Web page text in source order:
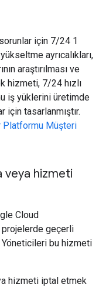
için 7/24 1
ayrıcalıkları,
araştırılması ve
hizmeti, 7/24 hızlı
iş yüklerini üretimde
için tasarlanmıştır.
Platformu Müşteri
veya hizmeti
Cloud
projelerde geçerli
Yöneticileri bu hizmeti
hizmeti iptal etmek